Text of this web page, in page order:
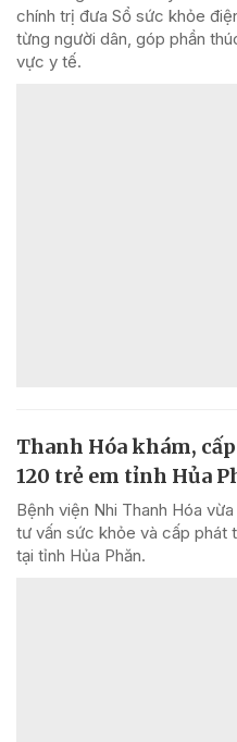
chính trị đưa Sổ sức khỏe
từng người dân, góp phần
vực y tế.
Thanh Hóa khám,
120 trẻ em tỉnh Hủa
Bệnh viện Nhi Thanh Hóa
tư vấn sức khỏe và cấp phát
tại tỉnh Hủa Phăn.